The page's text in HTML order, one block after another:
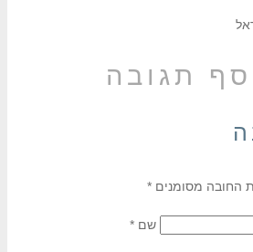
תגובה
החובה מסומנים *
שם *